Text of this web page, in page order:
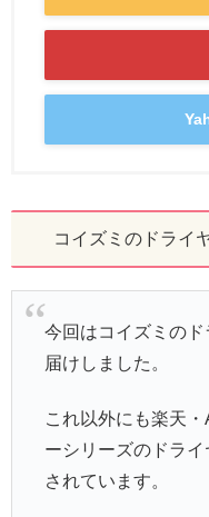
コイズミのドライ
今回はコイズミの
届けしました。
これ以外にも楽天
ーシリーズのドラ
されています。